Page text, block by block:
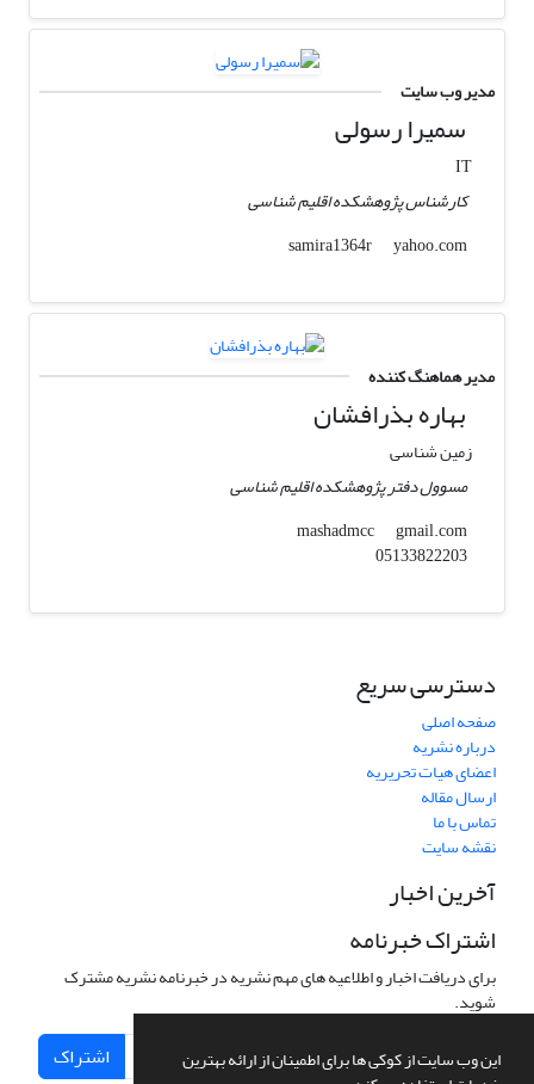
این وب سایت از کوکی ها برای اطمینان از ارائه بهترین
مدیر وب سایت
سمیرا رسولی
IT
کارشناس پژوهشکده اقلیم شناسی
samira1364r
yahoo.com
مدیر هماهنگ کننده
بهاره بذرافشان
زمین شناسی
مسوول دفتر پژوهشکده اقلیم شناسی
mashadmcc
gmail.com
05133822203
دسترسی سریع
صفحه اصلی
درباره نشریه
اعضای هیات تحریریه
ارسال مقاله
تماس با ما
نقشه سایت
آخرین اخبار
اشتراک خبرنامه
برای دریافت اخبار و اطلاعیه های مهم نشریه در خبرنامه نشریه مشترک
شوید.
اشتراک